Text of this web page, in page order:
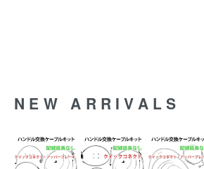
NEW ARRIVALS